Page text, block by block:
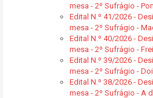
mesa - 2º Sufrágio -
Edital N.º 41/2026 -
mesa - 2º Sufrágio -
Edital N.º 40/2026 -
mesa - 2º Sufrágio -
Edital N.º 39/2026 -
mesa - 2º Sufrágio -
Edital N.º 38/2026 -
mesa - 2º Sufrágio - A